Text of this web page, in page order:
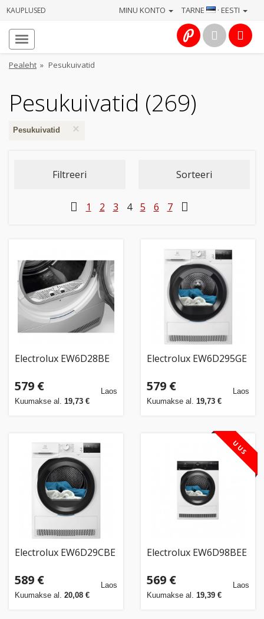
KAUPLUSED TARNE · EESTI
MINU KONTO
Pealeht » Pesukuivatid
Pesukuivatid (269)
×
Pesukuivatid
Filtreeri Sorteeri
1 2 3 4 5 6 7
Electrolux EW6D28BE
579 €
Kuumakse al. 19,73 €
Laos
Electrolux EW6D295GE
579 €
Kuumakse al. 19,73 €
Laos
Electrolux EW6D29CBE
589 €
Kuumakse al. 20,08 €
Laos
Electrolux EW6D98BEE
569 €
Kuumakse al. 19,39 €
Laos
UUS
Info
Kodu
&
aed
Ilu
tervis
Mänguasjad